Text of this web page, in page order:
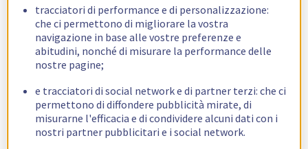
tracciatori di performance e di personalizzazione:
che ci permettono di migliorare la vostra
navigazione in base alle vostre preferenze e
abitudini, nonché di misurare la performance delle
nostre pagine;
e tracciatori di social network e di partner terzi: che ci
permettono di diffondere pubblicità mirate, di
misurarne l'efficacia e di condividere alcuni dati con i
nostri partner pubblicitari e i social network.